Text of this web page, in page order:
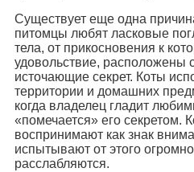
Существует еще одна
питомцы любят ласковые
тела, от прикосновения к
удовольствие, расположены
источающие секрет. Коты
территории и домашних
когда владелец гладит
«помечается» его секретом.
воспринимают как знак
испытывают от этого
расслабляются.